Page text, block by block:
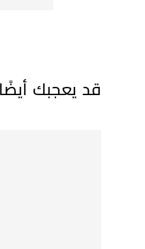
قد يعجبك أيضًا